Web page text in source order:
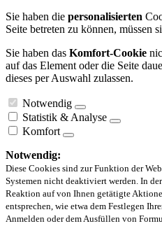
Sie haben die personalisierten
Seite betreten zu können, müssen
Sie haben das Komfort-Cookie
auf das Element oder die Seite
dieses per Auswahl zulassen.
Notwendig
Statistik & Analyse
Komfort
Notwendig:
Diese Cookies sind zur Funktion der
Systemen nicht deaktiviert werden. In
Reaktion auf von Ihnen getätigte
entsprechen, wie etwa dem Festlegen
Anmelden oder dem Ausfüllen von